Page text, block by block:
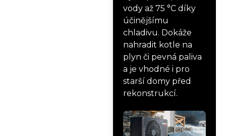
vody až 75 °C díky
účinějšímu
chladivu. Dokáže
nahradit kotle na
plyn či pevná paliva
a je vhodné i pro
starší domy před
rekonstrukcí.